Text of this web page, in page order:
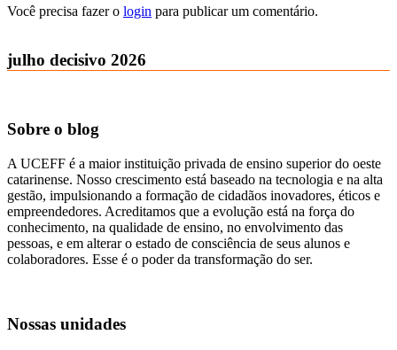
Você precisa fazer o login para publicar um comentário.
julho decisivo 2026
Sobre o blog
A UCEFF é a maior instituição privada de ensino superior do oeste
catarinense. Nosso crescimento está baseado na tecnologia e na alta
gestão, impulsionando a formação de cidadãos inovadores, éticos e
empreendedores. Acreditamos que a evolução está na força do
conhecimento, na qualidade de ensino, no envolvimento das
pessoas, e em alterar o estado de consciência de seus alunos e
colaboradores. Esse é o poder da transformação do ser.
Nossas unidades